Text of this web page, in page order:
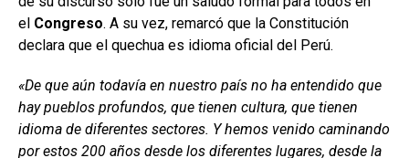
el Congreso. A su vez, remarcó que la Constitución
declara que el quechua es idioma oficial del Perú.
«De que aún todavía en nuestro país no ha entendido que
hay pueblos profundos, que tienen cultura, que tienen
idioma de diferentes sectores. Y hemos venido caminando
por estos 200 años desde los diferentes lugares, desde la